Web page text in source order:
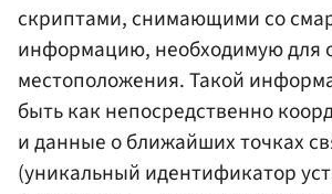
скриптами, снимающими со
информацию, необходимую для
местоположения. Такой
быть как непосредственно
и данные о ближайших точках
(уникальный идентификатор